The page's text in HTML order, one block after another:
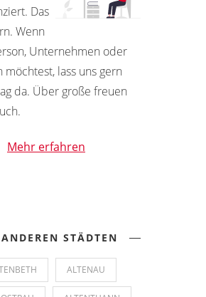
Das
Wenn
Unternehmen oder
lass uns gern
da. Über große freuen
Mehr erfahren
STÄDTEN
ALTENAU